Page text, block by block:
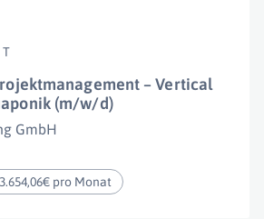
T
– Vertical
(m/w/d)
GmbH
pro Monat